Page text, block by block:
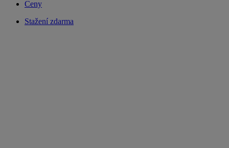
Ceny
Stažení zdarma